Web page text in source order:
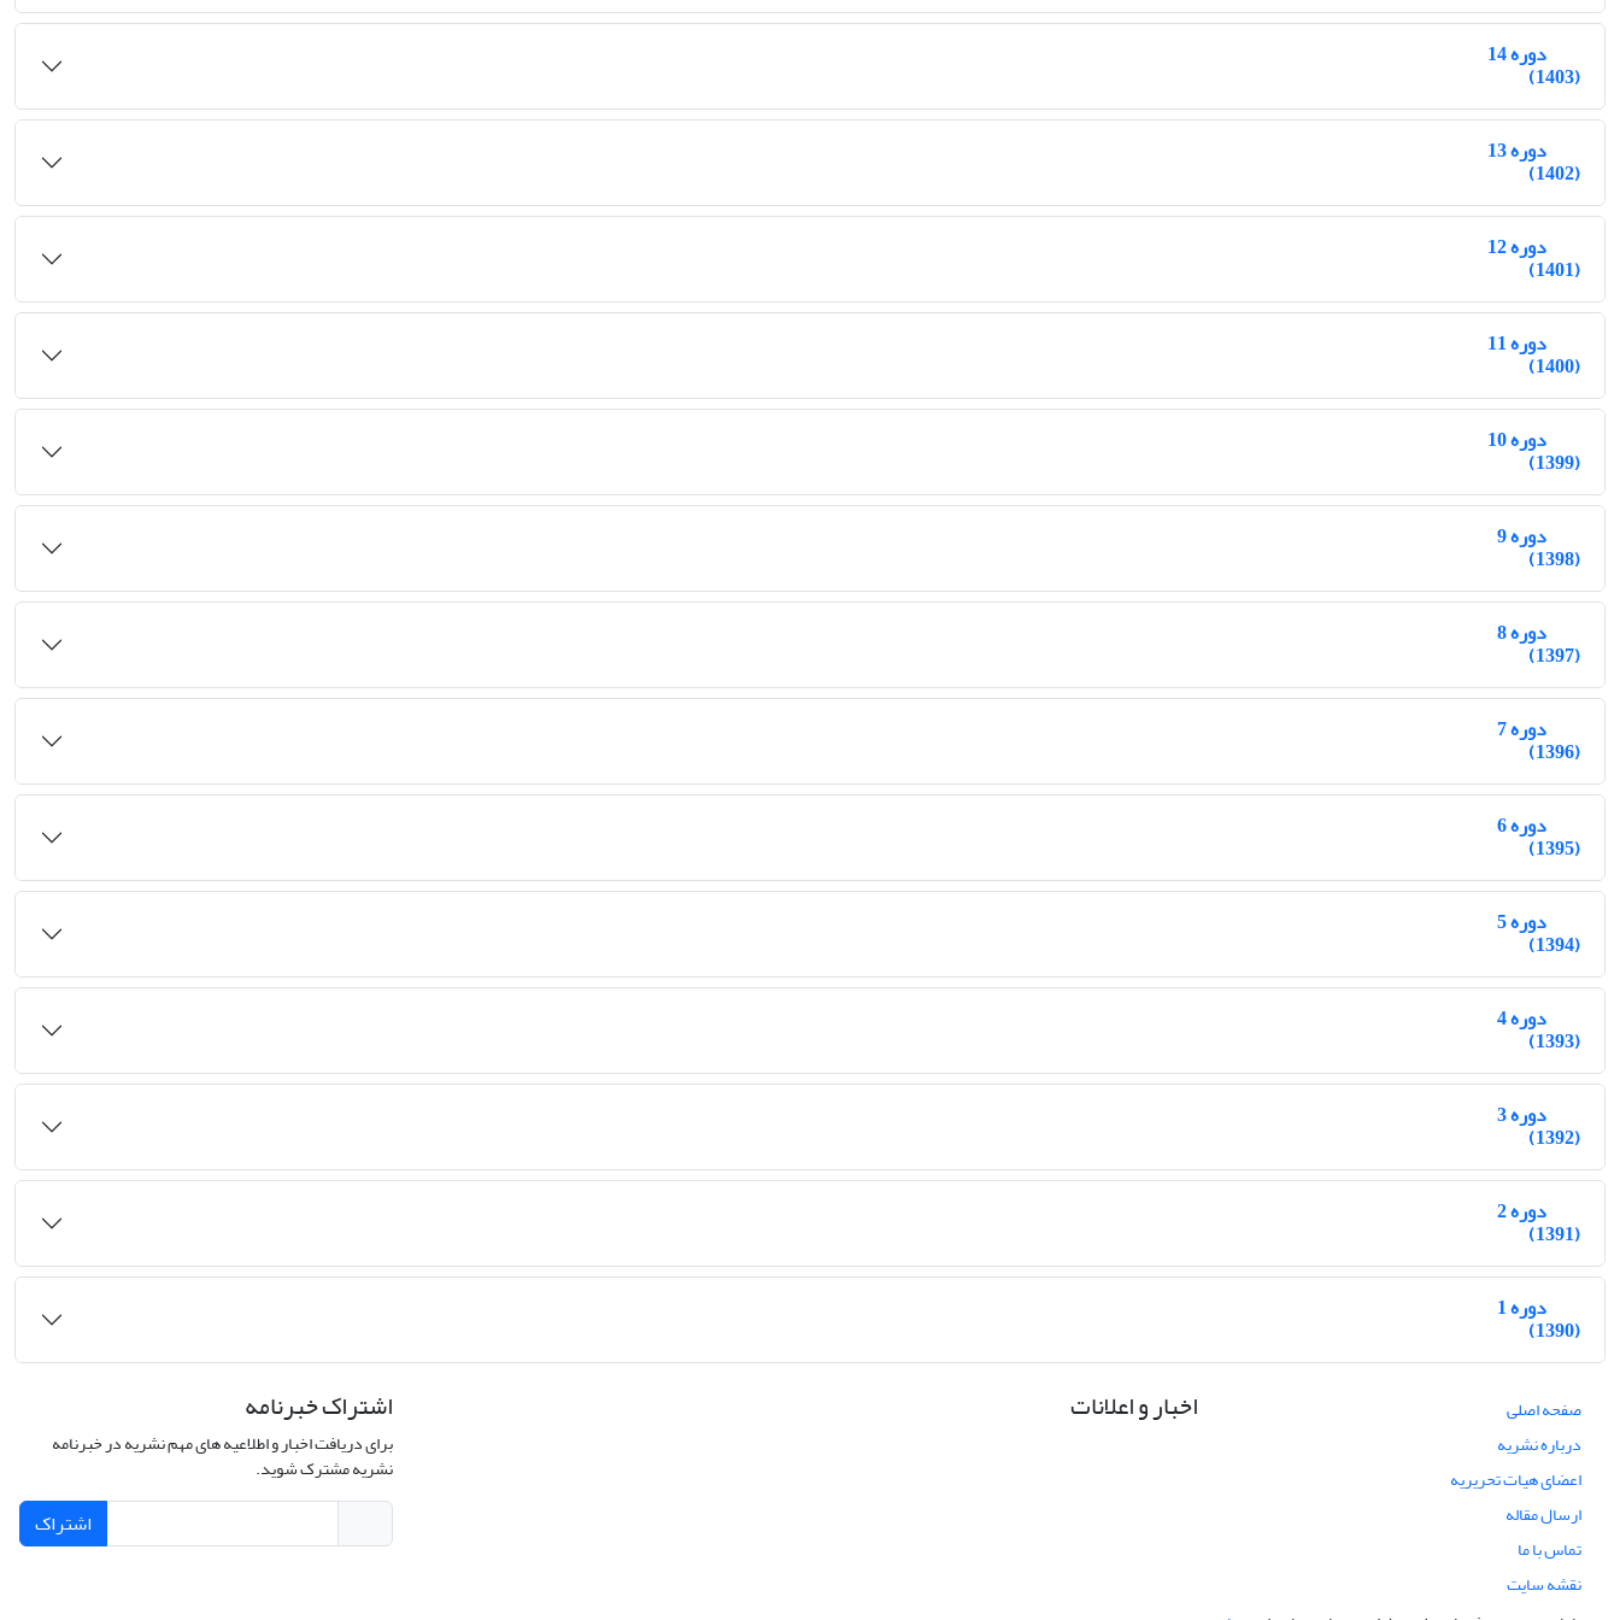
دوره 14
(1403)
دوره 13
(1402)
دوره 12
(1401)
دوره 11
(1400)
دوره 10
(1399)
دوره 9
(1398)
دوره 8
(1397)
دوره 7
(1396)
دوره 6
(1395)
دوره 5
(1394)
دوره 4
(1393)
دوره 3
(1392)
دوره 2
(1391)
دوره 1
(1390)
صفحه اصلی
درباره نشریه
اعضای هیات تحریریه
ارسال مقاله
تماس با ما
نقشه سایت
اخبار و اعلانات اشتراک خبرنامه
برای دریافت اخبار و اطلاعیه های مهم نشریه در خبرنامه
نشریه مشترک شوید.
اشتراک